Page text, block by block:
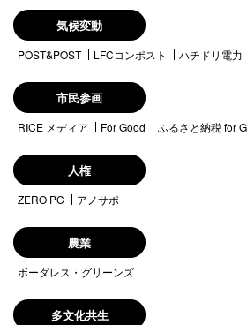
気候変動
POST&POST LFCコンポスト ハチドリ電力
市民参画
RICE メディア For Good ふるさと納税 for
人権
ZERO PC アノサポ
農業
ボーダレス・グリーンズ
多文化共生